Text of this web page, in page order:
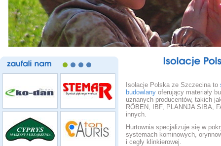
Isolacje Polska ze Szczecina to
budowlany oferujący materiały
uznanych producentów, takich
RÖBEN, IBF, PLANNJA SIBA,
innych.
Hurtownia specjalizuje się w
systemach kominowych,
i cegły klinkierowej.